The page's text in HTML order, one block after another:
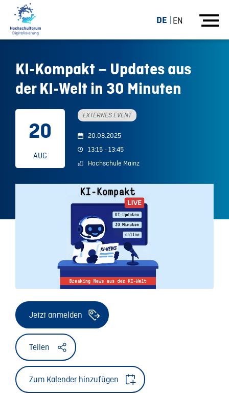
DE EN
KI-Kompakt – Updates aus
der KI-Welt in 30 Minuten
20
AUG
EXTERNES EVENT
20.08.2025
13:15 - 13:45
Hochschule Mainz
Jetzt anmelden
Teilen
Zum Kalender hinzufügen